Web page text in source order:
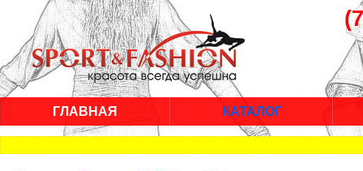
ГЛАВНАЯ КАТАЛОГ